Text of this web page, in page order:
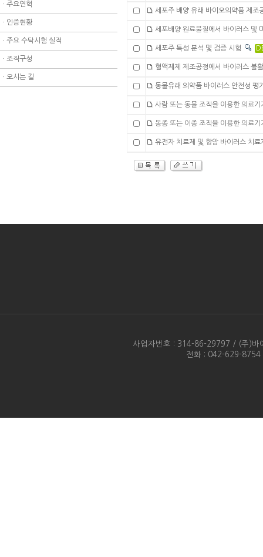
ㆍ 주요연혁
ㆍ 인증현황
ㆍ 주요 수탁시험 실적
ㆍ 조직구성
ㆍ 오시는 길
세포주 배양 유래 바이오의약품 제조
세포배양 원료물질에서 바이러스 및
세포주 특성 분석 및 검증 시험
혈액제제 제조공정에서 바이러스 불
동물유래 의약품 바이러스 안전성 평
사람 또는 동물 조직을 이용한 의료
동종 또는 이종 조직을 이용한 의료
유전자 치료제 및 항암 바이러스 치료
사업자번호 : 314-86-29797 / (주)바
전화 : 042-629-8754